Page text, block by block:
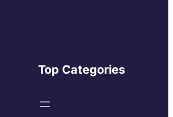
Top Categories